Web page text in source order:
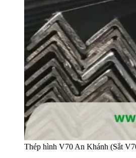
Thép hình V70 An Khánh (Sắt